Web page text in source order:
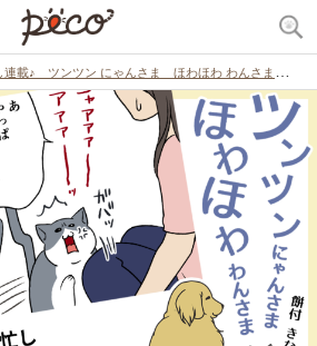
連載♪ ツンツン にゃんさま ほわほわ わんさま